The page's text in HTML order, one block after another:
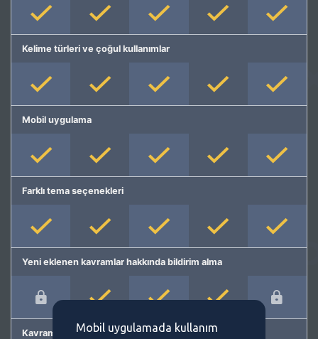
Kelime türleri ve çoğul kullanımlar
Mobil uygulama
Farklı tema seçenekleri
Yeni eklenen kavramlar hakkında bildirim alma
Kavram önermeMobil uygulamada kullanım